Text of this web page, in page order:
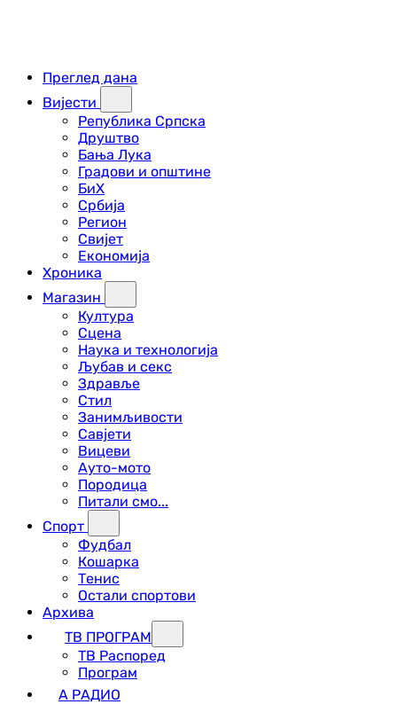
Преглед дана
Вијести
Република Српска
Друштво
Бања Лука
Градови и општине
БиХ
Србија
Регион
Свијет
Економија
Хроника
Магазин
Култура
Сцена
Наука и технологија
Љубав и секс
Здравље
Стил
Занимљивости
Савјети
Вицеви
Ауто-мото
Породица
Питали смо...
Спорт
Фудбал
Кошарка
Тенис
Остали спортови
Архива
ТВ ПРОГРАМ
ТВ Распоред
Програм
А РАДИО